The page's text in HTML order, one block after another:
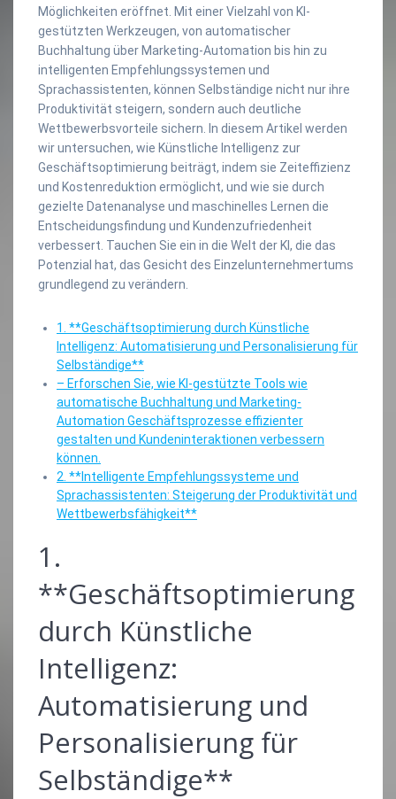
Möglichkeiten eröffnet. Mit einer Vielzahl von KI-
gestützten Werkzeugen, von automatischer
Buchhaltung über Marketing-Automation bis hin zu
intelligenten Empfehlungssystemen und
Sprachassistenten, können Selbständige nicht nur ihre
Produktivität steigern, sondern auch deutliche
Wettbewerbsvorteile sichern. In diesem Artikel werden
wir untersuchen, wie Künstliche Intelligenz zur
Geschäftsoptimierung beiträgt, indem sie Zeiteffizienz
und Kostenreduktion ermöglicht, und wie sie durch
gezielte Datenanalyse und maschinelles Lernen die
Entscheidungsfindung und Kundenzufriedenheit
verbessert. Tauchen Sie ein in die Welt der KI, die das
Potenzial hat, das Gesicht des Einzelunternehmertums
grundlegend zu verändern.
1. **Geschäftsoptimierung durch Künstliche
Intelligenz: Automatisierung und Personalisierung für
Selbständige**
– Erforschen Sie, wie KI-gestützte Tools wie
automatische Buchhaltung und Marketing-
Automation Geschäftsprozesse effizienter
gestalten und Kundeninteraktionen verbessern
können.
2. **Intelligente Empfehlungssysteme und
Sprachassistenten: Steigerung der Produktivität und
Wettbewerbsfähigkeit**
1.
**Geschäftsoptimierung
durch Künstliche
Intelligenz:
Automatisierung und
Personalisierung für
Selbständige**